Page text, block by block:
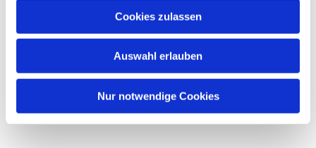
Cookies zulassen
Auswahl erlauben
Nur notwendige Cookies